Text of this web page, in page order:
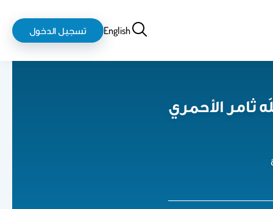
بحثEnglish
login-
logout
تسجيل الدخول
ثامر الأحمري